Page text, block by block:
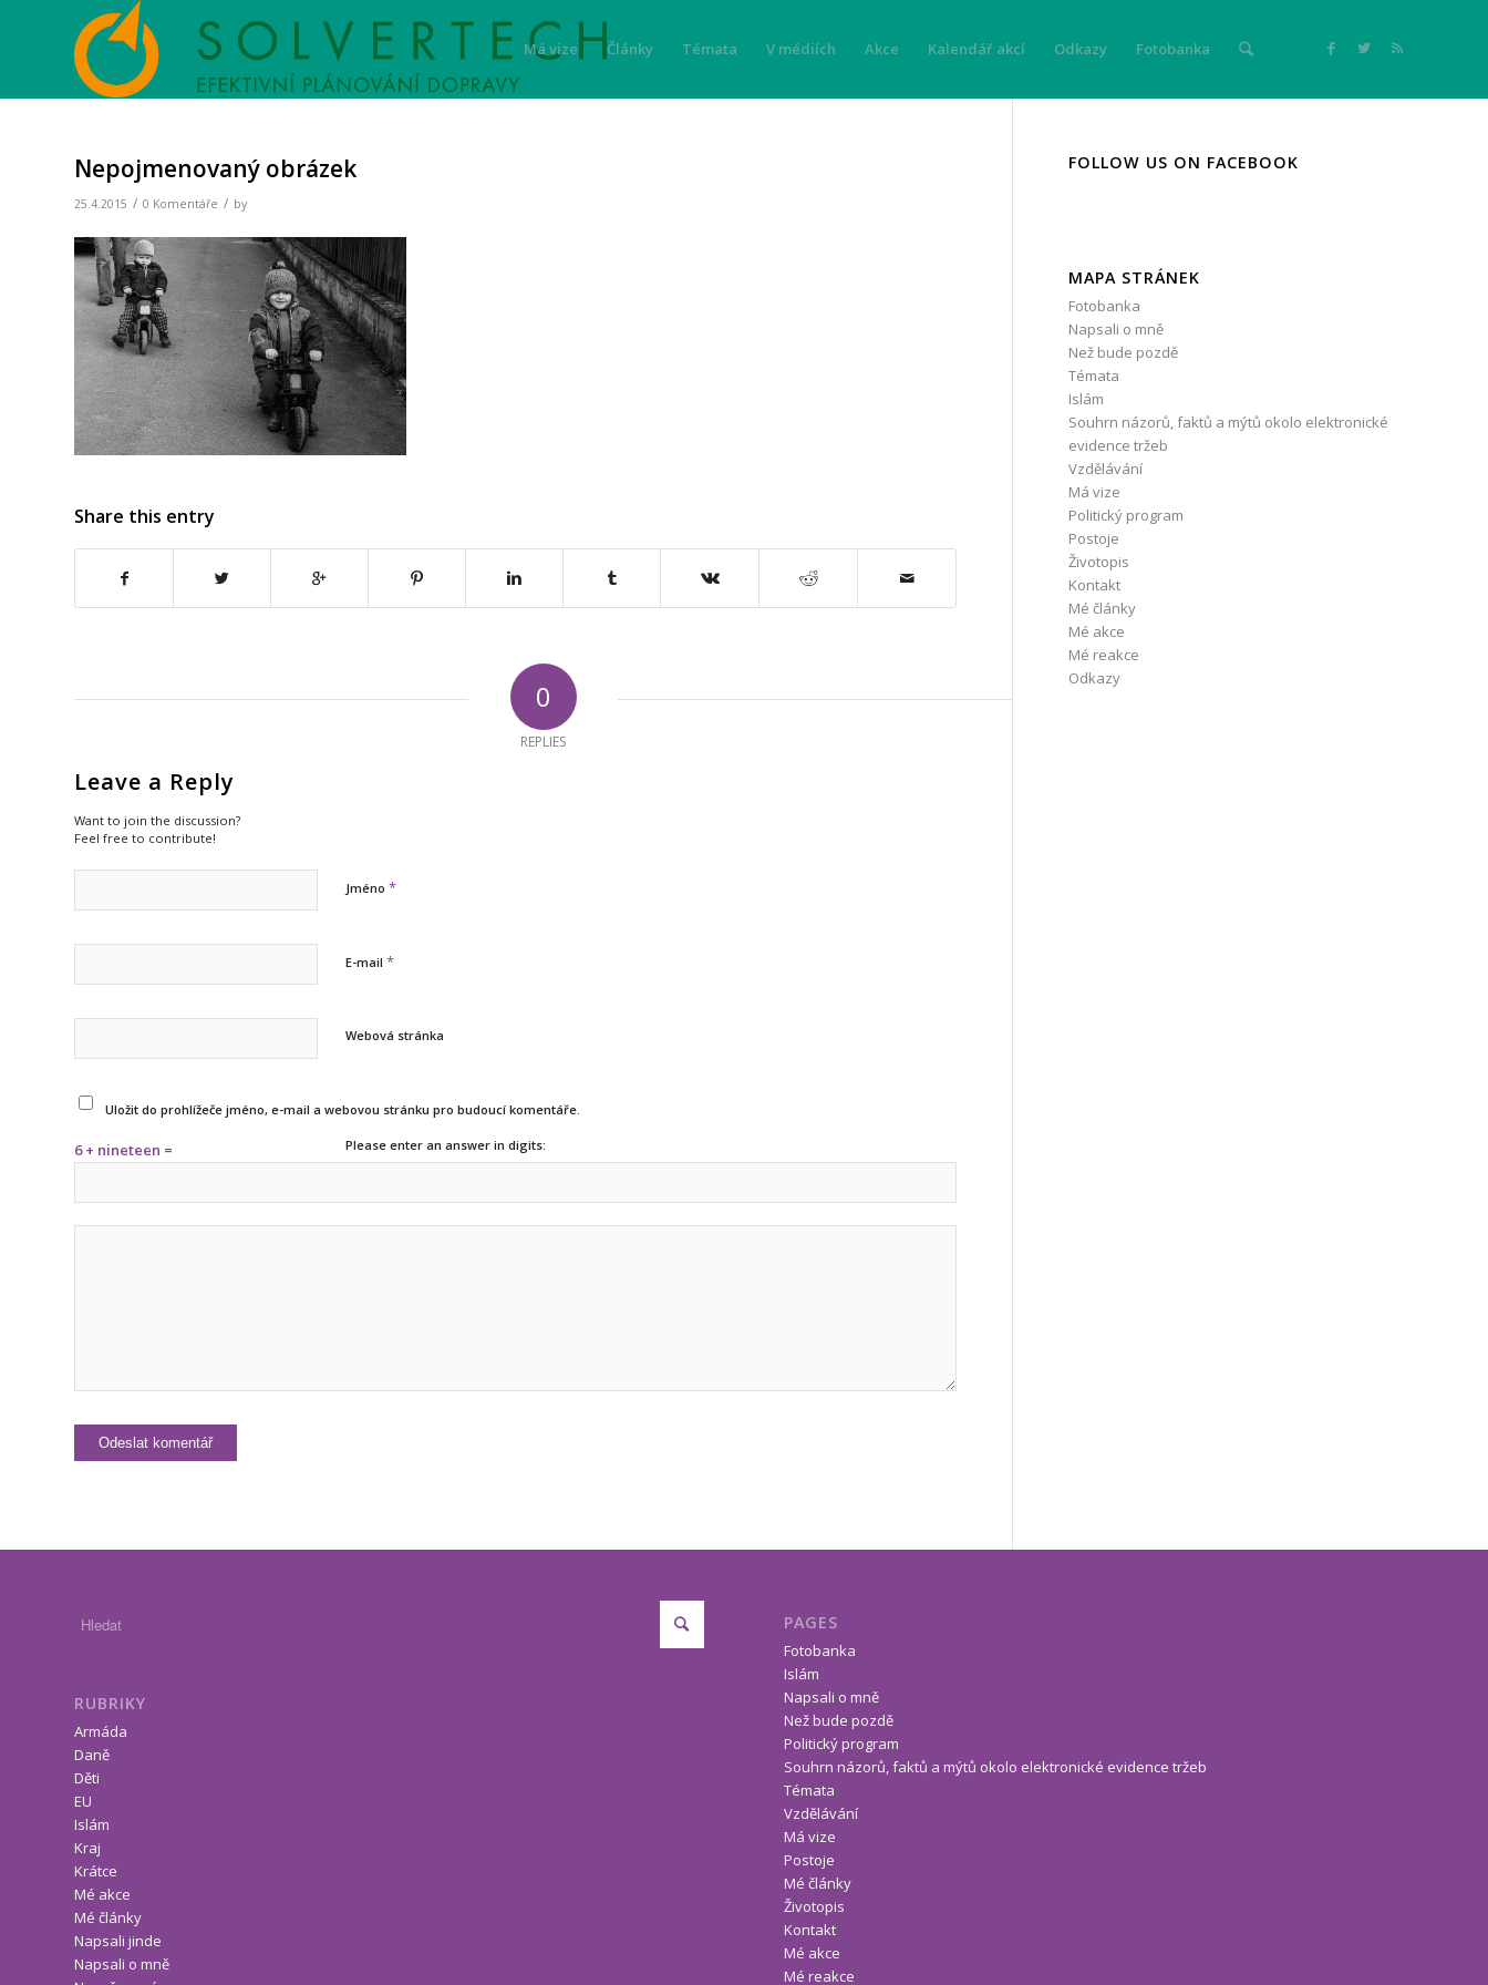
Má vize Články Témata V médiích Akce Kalendář akcí Odkazy Fotobanka
Nepojmenovaný obrázek
25.4.2015 / 0 Komentáře / by
Share this entry
0
REPLIES
Leave a Reply
Want to join the discussion?
Feel free to contribute!
Jméno *
E-mail *
Webová stránka
Uložit do prohlížeče jméno, e-mail a webovou stránku pro budoucí komentáře.
Please enter an answer in digits:
6 + nineteen =
FOLLOW US ON FACEBOOK
MAPA STRÁNEK
Fotobanka
Napsali o mně
Než bude pozdě
Témata
Islám
Souhrn názorů, faktů a mýtů okolo elektronické
evidence tržeb
Vzdělávání
Má vize
Politický program
Postoje
Životopis
Kontakt
Mé články
Mé akce
Mé reakce
Odkazy
RUBRIKY
Armáda
Daně
Děti
EU
Islám
Kraj
Krátce
Mé akce
Mé články
Napsali jinde
Napsali o mně
PAGES
Fotobanka
Islám
Napsali o mně
Než bude pozdě
Politický program
Souhrn názorů, faktů a mýtů okolo elektronické evidence tržeb
Témata
Vzdělávání
Má vize
Postoje
Mé články
Životopis
Kontakt
Mé akce
Mé reakce